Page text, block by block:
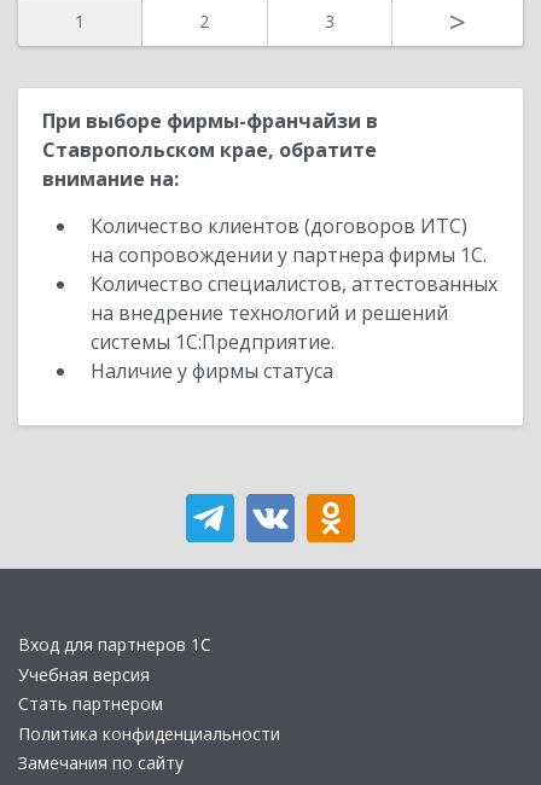
1 2 3 >
При выборе фирмы-франчайзи в
Ставропольском крае, обратите
внимание на:
Количество клиентов (договоров ИТС)
на сопровождении у партнера фирмы 1С.
Количество специалистов, аттестованных
на внедрение технологий и решений
системы 1С:Предприятие.
Наличие у фирмы статуса
Вход для партнеров 1С
Учебная версия
Стать партнером
Политика конфиденциальности
Замечания по сайту